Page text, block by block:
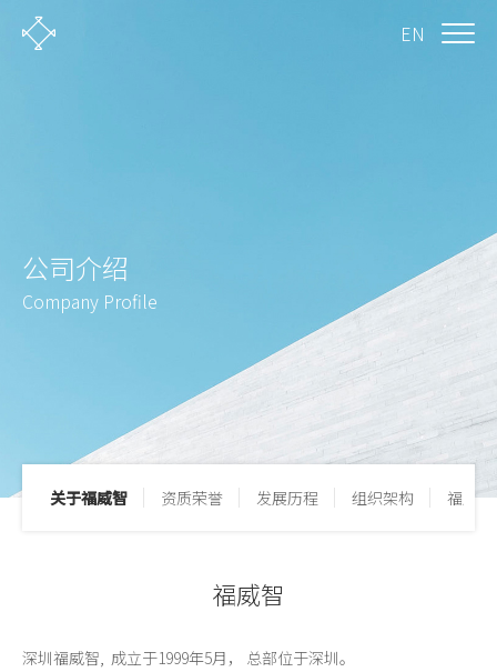
EN
公司介绍
Company Profile
关于福威智 资质荣誉 发展历程 组织架构 福威
福威智
深圳福威智, 成立于1999年5月， 总部位于深圳。